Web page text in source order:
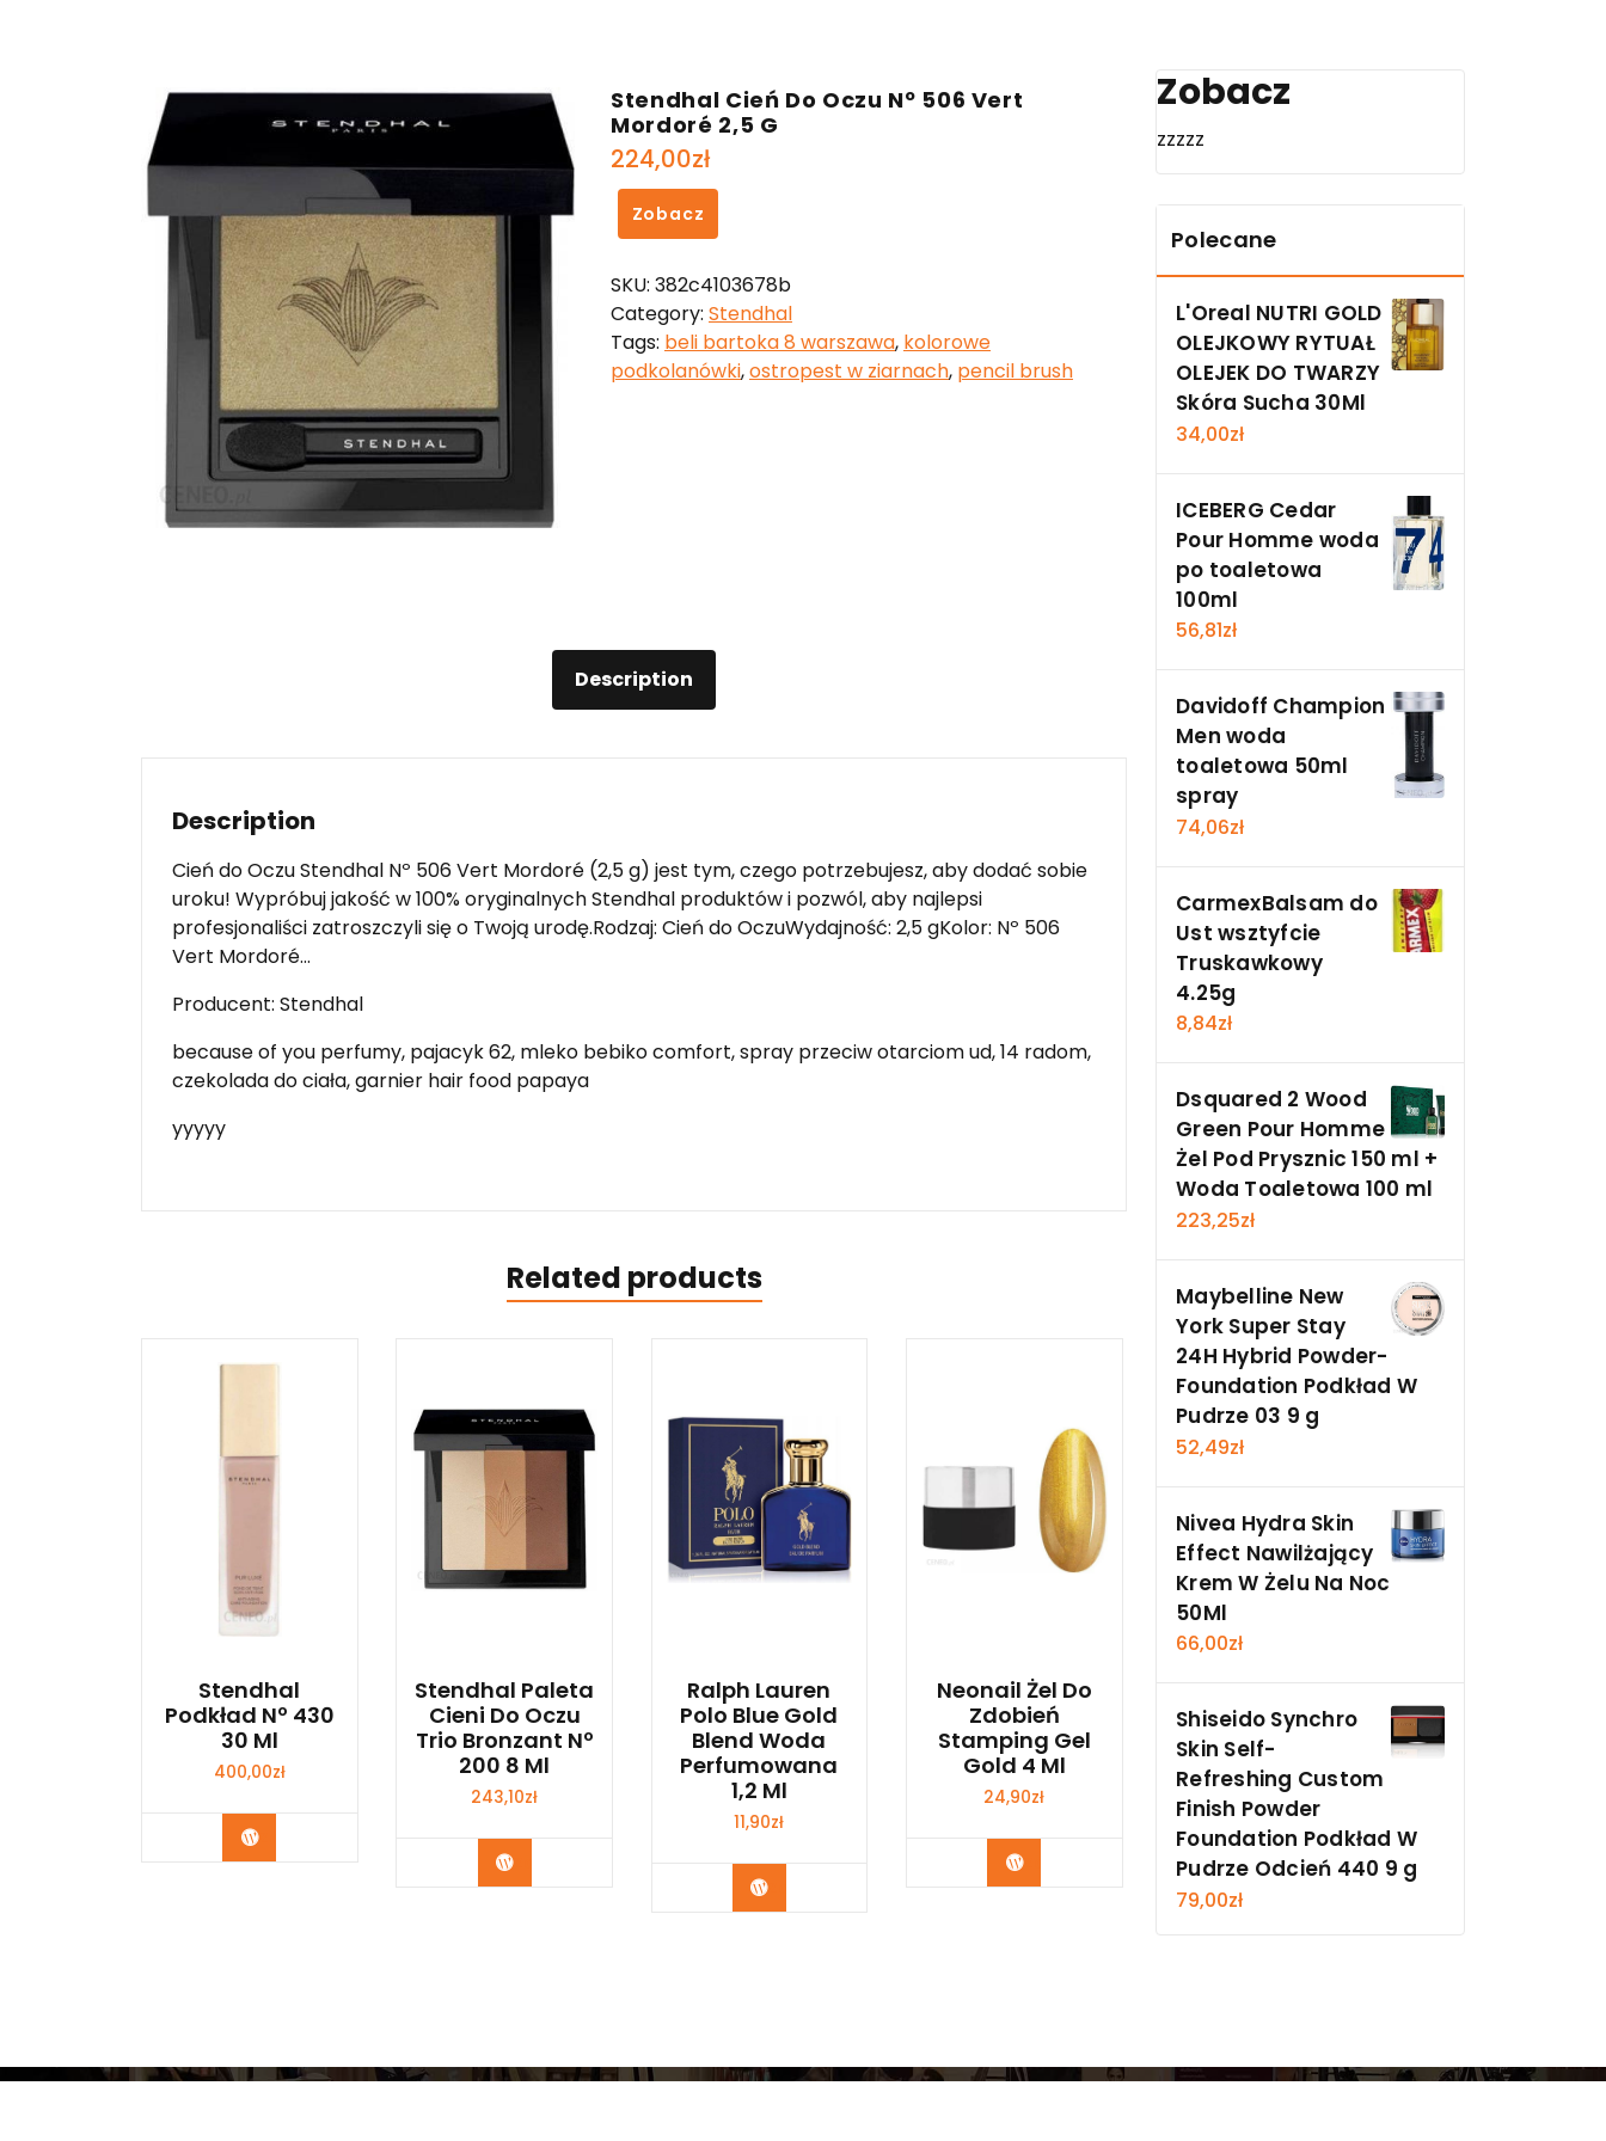
Stendhal Cień Do Oczu Nº 506 Vert
Mordoré 2,5 G
224,00zł
Zobacz
SKU: 382c4103678b
Category: Stendhal
Tags: beli bartoka 8 warszawa, kolorowe
podkolanówki,ostropest w ziarnach, pencil brush
Description
Description
Cień do Oczu Stendhal Nº 506 Vert Mordoré (2,5 g) jest tym, czego potrzebujesz, aby dodać sobie
uroku! Wypróbuj jakość w 100% oryginalnych Stendhal produktów i pozwól, aby najlepsi
profesjonaliści zatroszczyli się o Twoją urodę.Rodzaj: Cień do OczuWydajność: 2,5 gKolor: Nº 506
Vert Mordoré…
Producent: Stendhal
because of you perfumy, pajacyk 62, mleko bebiko comfort, spray przeciw otarciom ud, 14 radom,
czekolada do ciała, garnier hair food papaya
yyyyy
Related products
Stendhal
Podkład Nº 430
30 Ml
400,00zł
Zobacz
Stendhal Paleta
Cieni Do Oczu
Trio Bronzant Nº
200 8 Ml
243,10zł
Zobacz
Ralph Lauren
Polo Blue Gold
Blend Woda
Perfumowana
1,2 Ml
11,90zł
Zobacz
Neonail Żel Do
Zdobień
Stamping Gel
Gold 4 Ml
24,90zł
Zobacz
Zobacz
zzzzz
Polecane
L'Oreal NUTRI GOLD
OLEJKOWY RYTUAŁ
OLEJEK DO TWARZY
Skóra Sucha 30Ml
34,00zł
ICEBERG Cedar
Pour Homme woda
po toaletowa
100ml
56,81zł
Davidoff Champion
Men woda
toaletowa 50ml
spray
74,06zł
CarmexBalsam do
Ust wsztyfcie
Truskawkowy
4.25g
8,84zł
Dsquared 2 Wood
Green Pour Homme
Żel Pod Prysznic 150 ml +
Woda Toaletowa 100 ml
223,25zł
Maybelline New
York Super Stay
24H Hybrid Powder-
Foundation Podkład W
Pudrze 03 9 g
52,49zł
Nivea Hydra Skin
Effect Nawilżający
Krem W Żelu Na Noc
50Ml
66,00zł
Shiseido Synchro
Skin Self-
Refreshing Custom
Finish Powder
Foundation Podkład W
Pudrze Odcień 440 9 g
79,00zł